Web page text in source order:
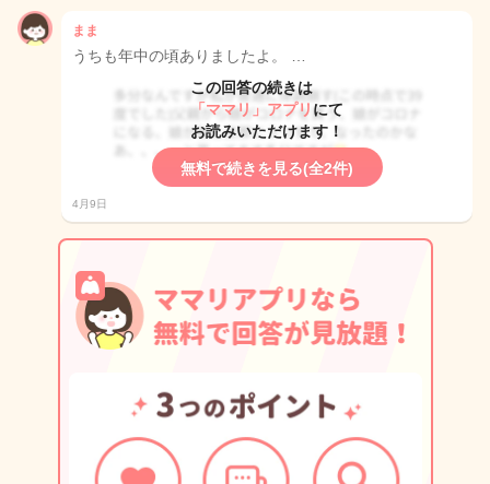
まま
うちも年中の頃ありましたよ。 …
この回答の続きは
「ママリ」アプリ にて
お読みいただけます！
無料で続きを見る(全2件)
4月9日